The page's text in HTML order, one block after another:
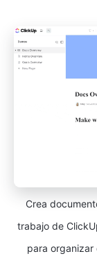
Crea
trabajo de
para